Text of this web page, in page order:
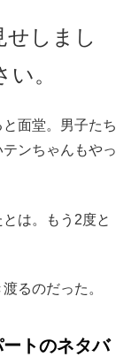
せしまし
。
面堂。男子たち
ンちゃんもやっ
は。もう2度と
るのだった。
ートのネタバ